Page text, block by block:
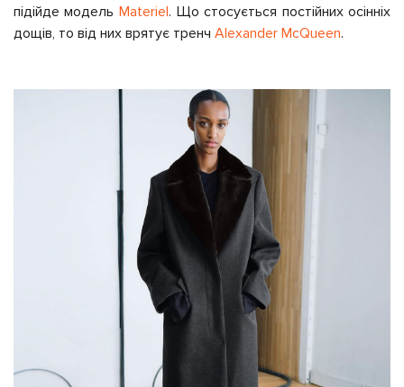
підійде модель Materiel. Що стосується постійних осінніх
дощів, то від них врятує тренч Alexander McQueen.